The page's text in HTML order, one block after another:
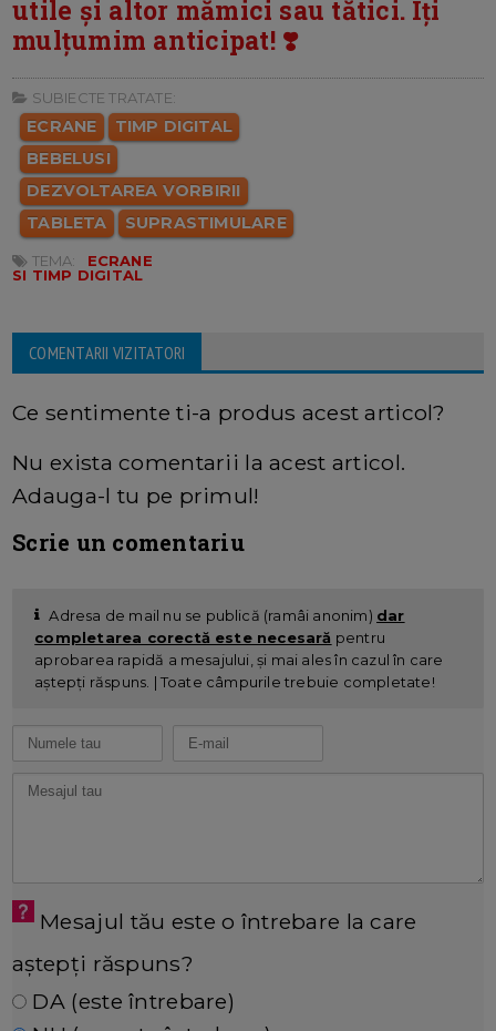
utile și altor mămici sau tătici. Îți
mulțumim anticipat! ❣️
SUBIECTE TRATATE:
ECRANE
TIMP DIGITAL
BEBELUSI
DEZVOLTAREA VORBIRII
TABLETA
SUPRASTIMULARE
TEMA:
ECRANE
SI TIMP DIGITAL
COMENTARII VIZITATORI
Ce sentimente ti-a produs acest articol?
Nu exista comentarii la acest articol.
Adauga-l tu pe primul!
Scrie un comentariu
Adresa de mail nu se publică (ramâi anonim) dar
completarea corectă este necesară pentru
aprobarea rapidă a mesajului, și mai ales în cazul în care
aștepți răspuns. | Toate câmpurile trebuie completate!
Mesajul tău este o întrebare la care
aștepți răspuns?
DA (este întrebare)